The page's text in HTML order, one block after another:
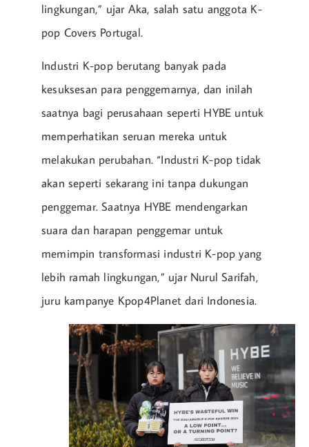
lingkungan,” ujar Aka, salah satu anggota K-
pop Covers Portugal.
Industri K-pop berutang banyak pada
kesuksesan para penggemarnya, dan inilah
saatnya bagi perusahaan seperti HYBE untuk
memperhatikan seruan mereka untuk
melakukan perubahan. “Industri K-pop tidak
akan seperti sekarang ini tanpa dukungan
penggemar. Saatnya HYBE mendengarkan
suara dan harapan penggemar untuk
memimpin transformasi industri K-pop yang
lebih ramah lingkungan,” ujar Nurul Sarifah,
juru kampanye Kpop4Planet dari Indonesia.